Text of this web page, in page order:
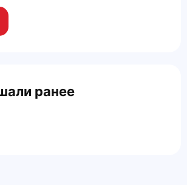
ранее